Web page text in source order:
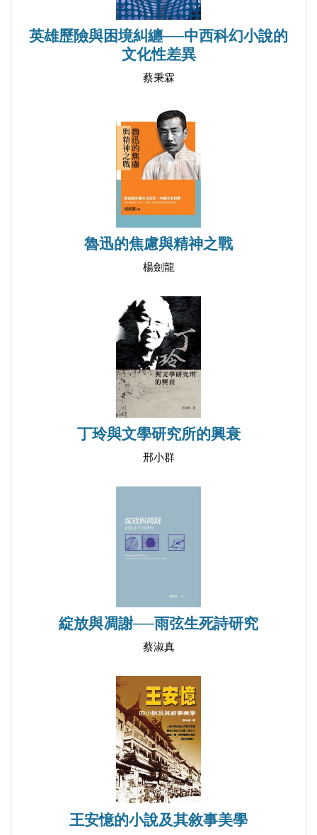
英雄歷險與困境糾纏──中西科幻小說的
文化性差異
蔡秉霖
魯迅的焦慮與精神之戰
楊劍龍
丁玲與文學研究所的興衰
邢小群
綻放與凋謝──雨弦生死詩研究
蔡淑真
王安憶的小說及其敘事美學